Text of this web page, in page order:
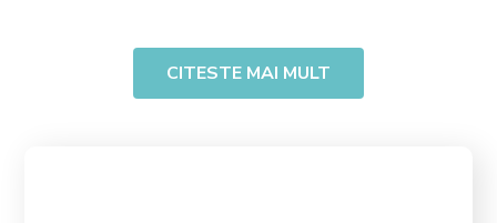
CITESTE MAI MULT